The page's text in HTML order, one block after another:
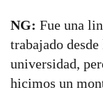
NG: Fue una
trabajado
universidad,
hicimos un